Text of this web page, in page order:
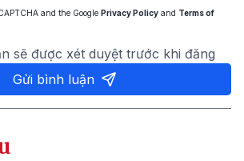
and the Google Privacy Policy and Terms of
sẽ được xét duyệt trước khi đăng
Gửi bình luận